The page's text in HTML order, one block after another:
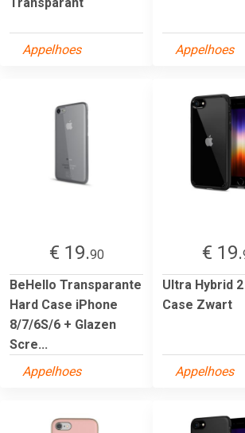
Appelhoes Appelhoes
€ 19.90
BeHello Transparante
Hard Case iPhone
8/7/6S/6 + Glazen
Scre...
Appelhoes
€ 19.
Ultra Hybrid
Case Zwart
Appelhoes